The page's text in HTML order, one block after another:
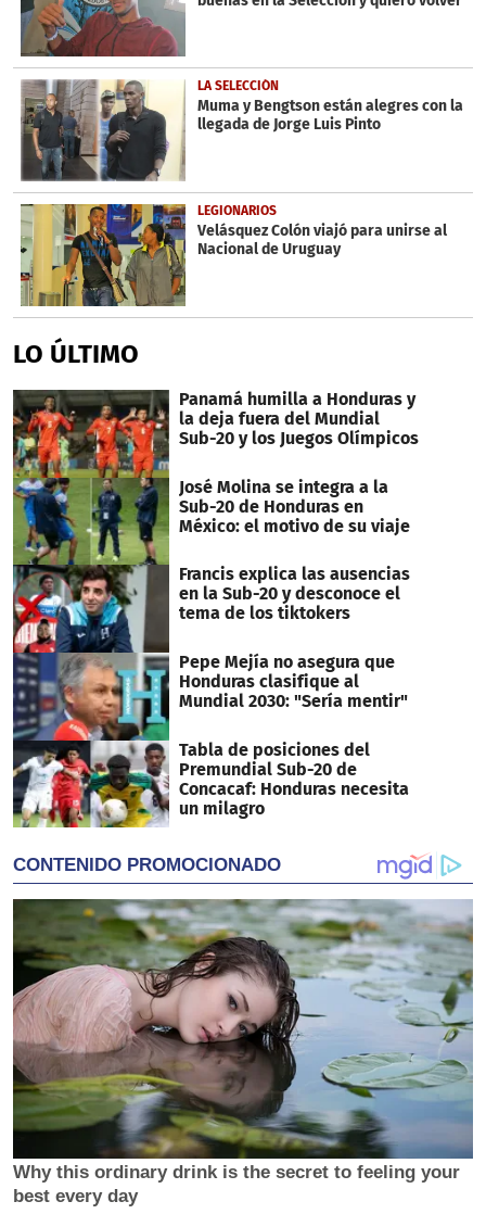
LA SELECCIÓN
Muma y Bengtson están alegres con la
llegada de Jorge Luis Pinto
LEGIONARIOS
Velásquez Colón viajó para unirse al
Nacional de Uruguay
LO ÚLTIMO
Panamá humilla a Honduras y
la deja fuera del Mundial
Sub-20 y los Juegos Olímpicos
José Molina se integra a la
Sub-20 de Honduras en
México: el motivo de su viaje
Francis explica las ausencias
en la Sub-20 y desconoce el
tema de los tiktokers
Pepe Mejía no asegura que
Honduras clasifique al
Mundial 2030: "Sería mentir"
Tabla de posiciones del
Premundial Sub-20 de
Concacaf: Honduras necesita
un milagro